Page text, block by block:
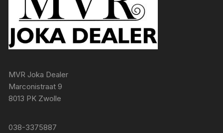
MVR Joka Dealer
Marconistraat 9
8013 PK Zwolle
038-3375887